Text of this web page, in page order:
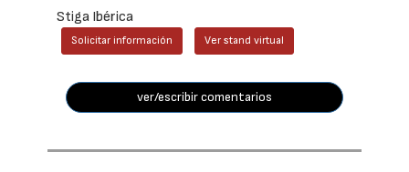
Stiga Ibérica
Solicitar información Ver stand virtual
ver/escribir comentarios